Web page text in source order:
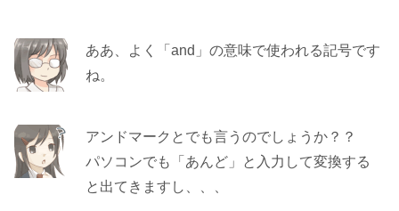
ああ、よく「and」の意味で使われる記号です
ね。
アンドマークとでも言うのでしょうか？？
パソコンでも「あんど」と入力して変換する
と出てきますし、、、